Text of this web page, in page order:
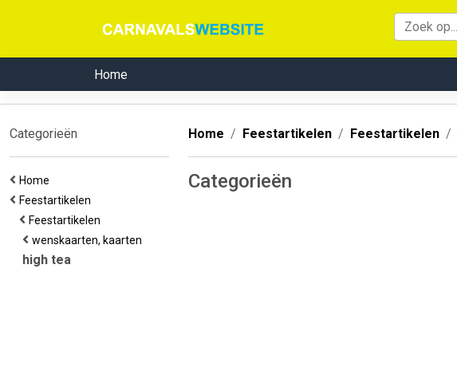
Home
Categorieën
Home
Feestartikelen
Feestartikelen
wenskaarten, kaarten
high tea
Home Feestartikelen Feestartikelen
Categorieën